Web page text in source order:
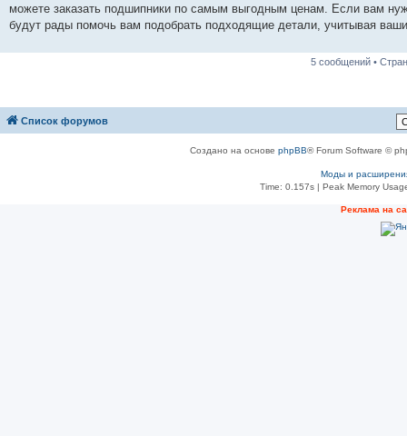
и
е
можете заказать подшипники по самым выгодным ценам. Если вам
будут рады помочь вам подобрать подходящие детали, учитывая
5 сообщений •
Список форумов
Создано на основе phpBB® Forum Software ©
Моды и
Time: 0.157s| Peak Memory
Реклама на